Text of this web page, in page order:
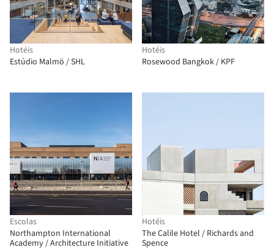
Hotéis
Estúdio Malmö / SHL
Hotéis
Rosewood Bangkok / KPF
Escolas
Northampton International
Academy / Architecture Initiative
Hotéis
The Calile Hotel / Richards and
Spence